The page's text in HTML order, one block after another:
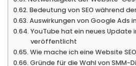
Bedeutung von SEO während
Auswirkungen von Google Ads
YouTube hat ein neues Update
veröffentlicht
Wie mache ich eine Website
Gründe für die Wahl von SMM-